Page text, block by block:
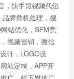
，快手短视频代运
牌危机处理，搜
站优化，SEM竞
视频营销，微信
计，LOGO设
站定制，APP开